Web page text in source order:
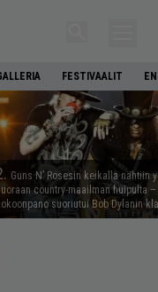
FESTIVAALIT
Guns N’ Rosesin keikalla nähtiin
country-maailman huipulta
suoriutui Bob Dylanin